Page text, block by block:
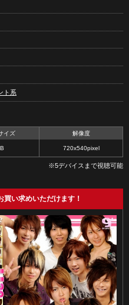
ト系
イズ 解像度
720x540pixel
※5デバイスまで視聴可能
い求めいただけます！